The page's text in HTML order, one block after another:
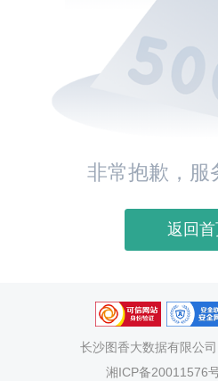
非常抱歉，服
返回首
长沙图香大数据有限公司
湘ICP备20011576